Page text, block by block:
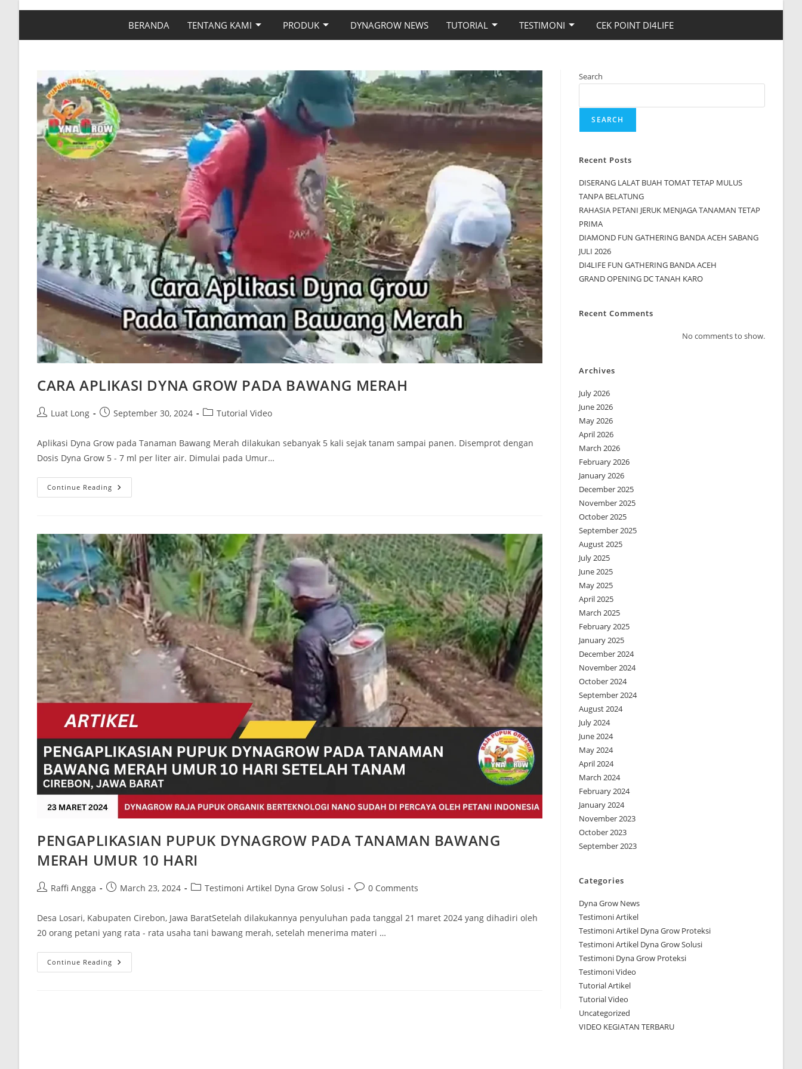
BERANDA TENTANG KAMI PRODUK DYNAGROW NEWS TUTORIAL TESTIMONI CEK POINT DI4LIFE
CARA APLIKASI DYNA GROW PADA BAWANG MERAH
Luat Long September 30, 2024 Tutorial Video
Aplikasi Dyna Grow pada Tanaman Bawang Merah dilakukan sebanyak 5 kali sejak tanam sampai panen. Disemprot dengan
Dosis Dyna Grow 5 - 7 ml per liter air. Dimulai pada Umur…
Continue Reading
PENGAPLIKASIAN PUPUK DYNAGROW PADA TANAMAN BAWANG
MERAH UMUR 10 HARI
Raffi Angga March 23, 2024 Testimoni Artikel Dyna Grow Solusi 0 Comments
Desa Losari, Kabupaten Cirebon, Jawa BaratSetelah dilakukannya penyuluhan pada tanggal 21 maret 2024 yang dihadiri oleh
20 orang petani yang rata - rata usaha tani bawang merah, setelah menerima materi …
Continue Reading
Search
SEARCH
Recent Posts
DISERANG LALAT BUAH TOMAT TETAP MULUS
TANPA BELATUNG
RAHASIA PETANI JERUK MENJAGA TANAMAN TETAP
PRIMA
DIAMOND FUN GATHERING BANDA ACEH SABANG
JULI 2026
DI4LIFE FUN GATHERING BANDA ACEH
GRAND OPENING DC TANAH KARO
Recent Comments
No comments to show.
Archives
July 2026
June 2026
May 2026
April 2026
March 2026
February 2026
January 2026
December 2025
November 2025
October 2025
September 2025
August 2025
July 2025
June 2025
May 2025
April 2025
March 2025
February 2025
January 2025
December 2024
November 2024
October 2024
September 2024
August 2024
July 2024
June 2024
May 2024
April 2024
March 2024
February 2024
January 2024
November 2023
October 2023
September 2023
Categories
Dyna Grow News
Testimoni Artikel
Testimoni Artikel Dyna Grow Proteksi
Testimoni Artikel Dyna Grow Solusi
Testimoni Dyna Grow Proteksi
Testimoni Video
Tutorial Artikel
Tutorial Video
Uncategorized
VIDEO KEGIATAN TERBARU